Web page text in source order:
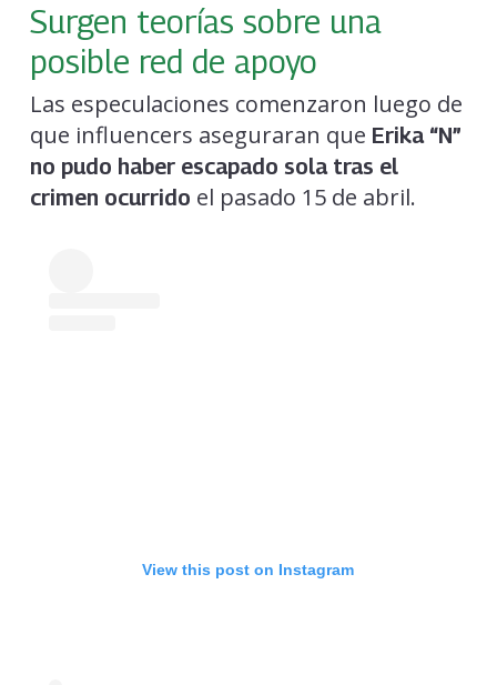
Surgen teorías sobre una
posible red de apoyo
Las especulaciones comenzaron luego de
que influencers aseguraran que Erika “N”
no pudo haber escapado sola tras el
crimen ocurrido el pasado 15 de abril.
View this post on Instagram